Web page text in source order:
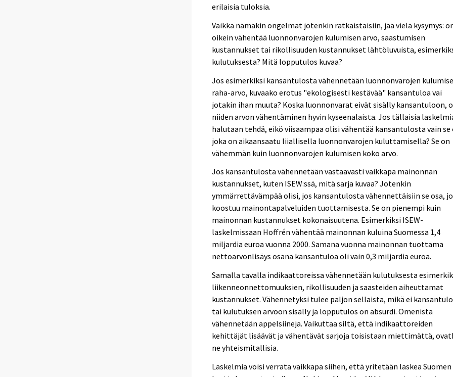
erilaisia tuloksia.
Vaikka nämäkin ongelmat jotenkin ratkaistaisiin, jää vielä kysymys:
oikein vähentää luonnonvarojen kulumisen arvo, saastumisen
kustannukset tai rikollisuuden kustannukset lähtöluvuista,
kulutuksesta? Mitä lopputulos kuvaa?
Jos esimerkiksi kansantulosta vähennetään luonnonvarojen
raha-arvo, kuvaako erotus "ekologisesti kestävää" kansantuloa vai
jotakin ihan muuta? Koska luonnonvarat eivät sisälly kansantuloon,
niiden arvon vähentäminen hyvin kyseenalaista. Jos tällaisia
halutaan tehdä, eikö viisaampaa olisi vähentää kansantulosta vain se
joka on aikaansaatu liiallisella luonnonvarojen kuluttamisella? Se on
vähemmän kuin luonnonvarojen kulumisen koko arvo.
Jos kansantulosta vähennetään vastaavasti vaikkapa mainonnan
kustannukset, kuten ISEW:ssä, mitä sarja kuvaa? Jotenkin
ymmärrettävämpää olisi, jos kansantulosta vähennettäisiin se osa,
koostuu mainontapalveluiden tuottamisesta. Se on pienempi kuin
mainonnan kustannukset kokonaisuutena. Esimerkiksi ISEW-
laskelmissaan Hoffrén vähentää mainonnan kuluina Suomessa 1,4
miljardia euroa vuonna 2000. Samana vuonna mainonnan tuottama
nettoarvonlisäys osana kansantuloa oli vain 0,3 miljardia euroa.
Samalla tavalla indikaattoreissa vähennetään kulutuksesta
liikenneonnettomuuksien, rikollisuuden ja saasteiden aiheuttamat
kustannukset. Vähennetyksi tulee paljon sellaista, mikä ei
tai kulutuksen arvoon sisälly ja lopputulos on absurdi. Omenista
vähennetään appelsiineja. Vaikuttaa siltä, että indikaattoreiden
kehittäjät lisäävät ja vähentävät sarjoja toisistaan miettimättä,
ne yhteismitallisia.
Laskelmia voisi verrata vaikkapa siihen, että yritetään laskea Suomen